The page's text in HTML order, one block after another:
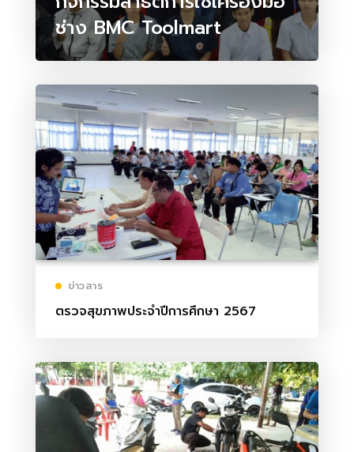
ช่าง BMC Toolmart
ข่าวสาร
ตรวจสุขภาพประจำปีการศึกษา 2567